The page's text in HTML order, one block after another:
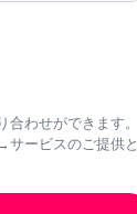
わせができます。
サービスのご提供と